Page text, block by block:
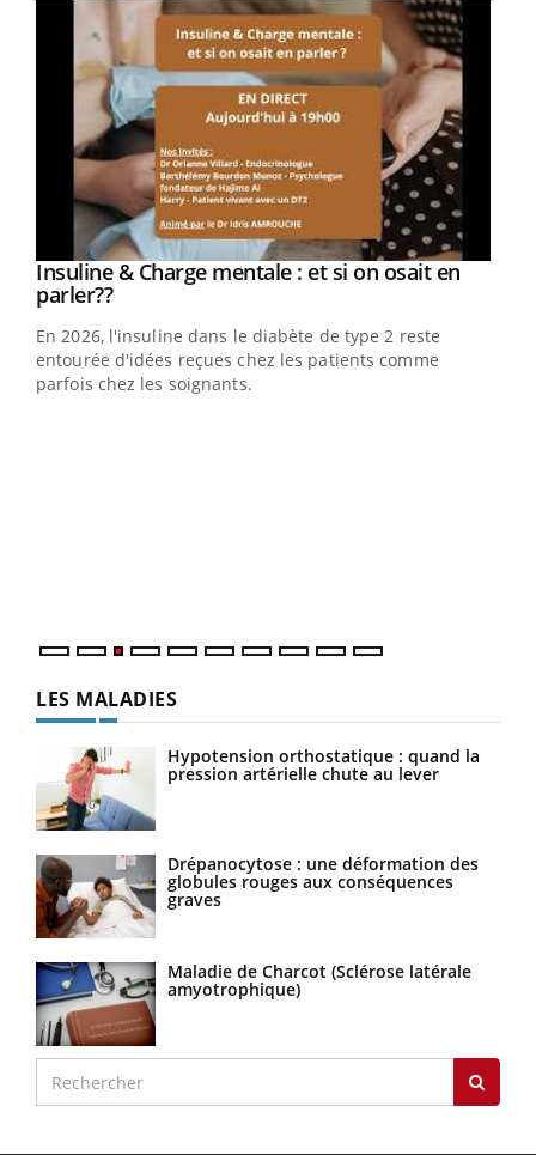
Youtube
Insuline & Charge mentale : et si on osait en
parler??Youtube
En 2026, l'insuline dans le diabète de type 2 reste
entourée d'idées reçues chez les patients comme
parfois chez les soignants.
LES MALADIES
Hypotension orthostatique : quand la
pression artérielle chute au lever
Drépanocytose : une déformation des
globules rouges aux conséquences
graves
Maladie de Charcot (Sclérose latérale
amyotrophique)